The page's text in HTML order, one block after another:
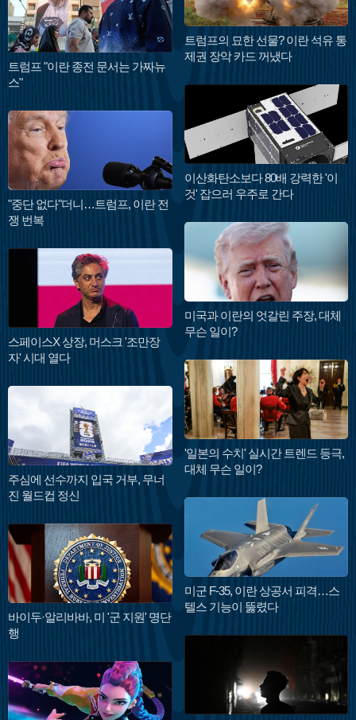
트럼프 "이란 종전 문서는 가짜뉴
스"
"중단 없다"더니…트럼프, 이란 전
쟁 번복
스페이스X 상장, 머스크 '조만장
자' 시대 열다
주심에 선수까지 입국 거부, 무너
진 월드컵 정신
바이두·알리바바, 미 '군 지원' 명단
행
트럼프의 묘한 선물? 이란 석유 통
제권 장악 카드 꺼냈다
이산화탄소보다 80배 강력한 '이
것' 잡으러 우주로 간다
미국과 이란의 엇갈린 주장, 대체
무슨 일이?
'일본의 수치' 실시간 트렌드 등극,
대체 무슨 일이?
미군 F-35, 이란 상공서 피격…스
텔스 기능이 뚫렸다